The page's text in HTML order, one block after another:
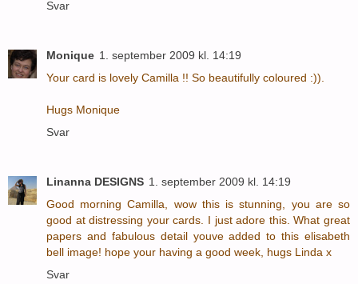
Svar
Monique 1. september 2009 kl. 14:19
Your card is lovely Camilla !! So beautifully coloured :)).
Hugs Monique
Svar
Linanna DESIGNS 1. september 2009 kl. 14:19
Good morning Camilla, wow this is stunning, you are so
good at distressing your cards. I just adore this. What great
papers and fabulous detail youve added to this elisabeth
bell image! hope your having a good week, hugs Linda x
Svar